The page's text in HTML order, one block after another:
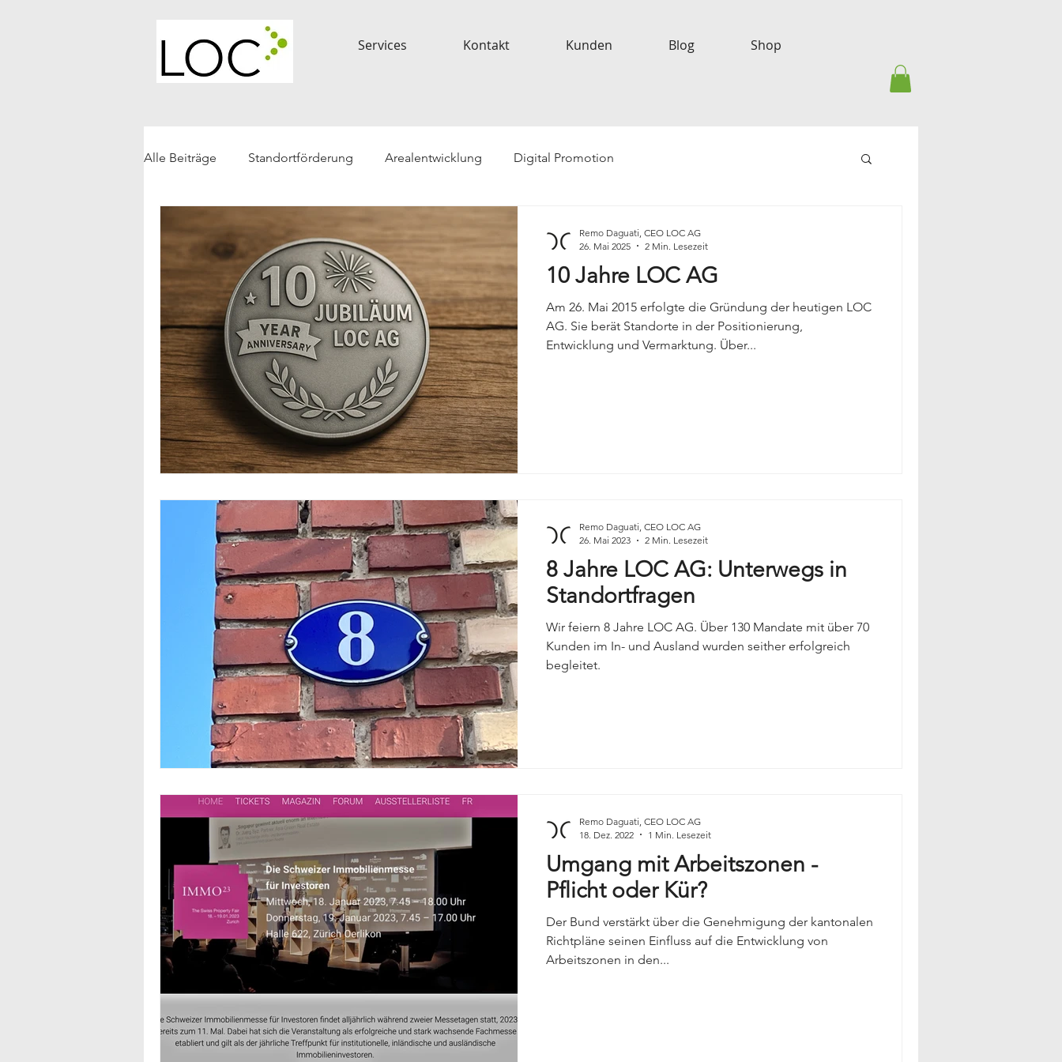
Services Kontakt Kunden Blog Shop
Alle Beiträge Standortförderung Arealentwicklung Digital Promotion
10 Jahre LOC AG
Am 26. Mai 2015 erfolgte die Gründung der heutigen LOC
AG. Sie berät Standorte in der Positionierung,
Entwicklung und Vermarktung. Über...
Remo Daguati, CEO LOC AG
26. Mai 2025
2 Min. Lesezeit
8 Jahre LOC AG: Unterwegs in
Standortfragen
Wir feiern 8 Jahre LOC AG. Über 130 Mandate mit über 70
Kunden im In- und Ausland wurden seither erfolgreich
begleitet.
Remo Daguati, CEO LOC AG
26. Mai 2023
2 Min. Lesezeit
Umgang mit Arbeitszonen -
Pflicht oder Kür?
Der Bund verstärkt über die Genehmigung der kantonalen
Richtpläne seinen Einfluss auf die Entwicklung von
Arbeitszonen in den...
Remo Daguati, CEO LOC AG
18. Dez. 2022
1 Min. Lesezeit